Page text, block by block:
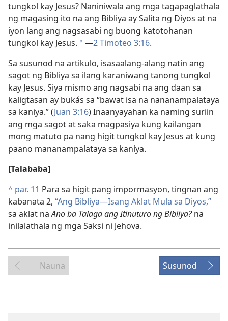
tungkol kay Jesus? Naniniwala ang mga tagapaglathala
ng magasing ito na ang Bibliya ay Salita ng Diyos at na
iyon lang ang nagsasabi ng buong katotohanan
tungkol kay Jesus. *​—2 Timoteo 3:16.
Sa susunod na artikulo, isasaalang-alang natin ang
sagot ng Bibliya sa ilang karaniwang tanong tungkol
kay Jesus. Siya mismo ang nagsabi na ang daan sa
kaligtasan ay bukás sa “bawat isa na nananampalataya
sa kaniya.” (Juan 3:16) Inaanyayahan ka naming suriin
ang mga sagot at saka magpasiya kung kailangan
mong matuto pa nang higit tungkol kay Jesus at kung
paano mananampalataya sa kaniya.
[Talababa]
^ par. 11 Para sa higit pang impormasyon, tingnan ang
kabanata 2, “Ang Bibliya​—Isang Aklat Mula sa Diyos,”
sa aklat naAno ba Talaga ang Itinuturo ng Bibliya?na
inilalathala ng mga Saksi ni Jehova.
Nauna Susunod